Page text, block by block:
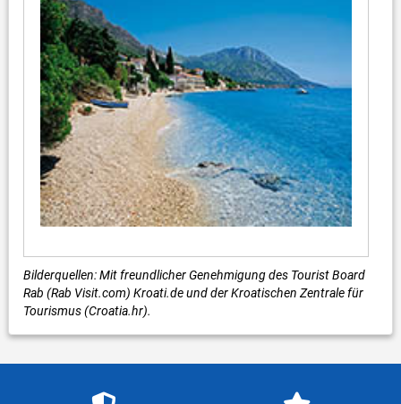
Bilderquellen: Mit freundlicher Genehmigung des Tourist Board
Rab (Rab Visit.com) Kroati.de und der Kroatischen Zentrale für
Tourismus (Croatia.hr).